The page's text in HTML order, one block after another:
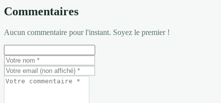
Commentaires
Aucun commentaire pour l'instant. Soyez le premier !